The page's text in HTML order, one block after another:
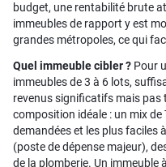
budget, une rentabilité brute
immeubles de rapport y est
grandes métropoles, ce qui
Quel immeuble cibler ? Pour
immeubles de 3 à 6 lots,
revenus significatifs mais pas
composition idéale : un mix
demandées et les plus faciles
(poste de dépense majeur),
de la plomberie. Un immeuble